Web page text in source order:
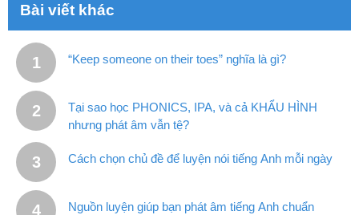
Bài viết khác
“Keep someone on their toes” nghĩa là gì?
Tại sao học PHONICS, IPA, và cả KHẨU HÌNH
nhưng phát âm vẫn tệ?
Cách chọn chủ đề để luyện nói tiếng Anh mỗi ngày
Nguồn luyện giúp bạn phát âm tiếng Anh chuẩn